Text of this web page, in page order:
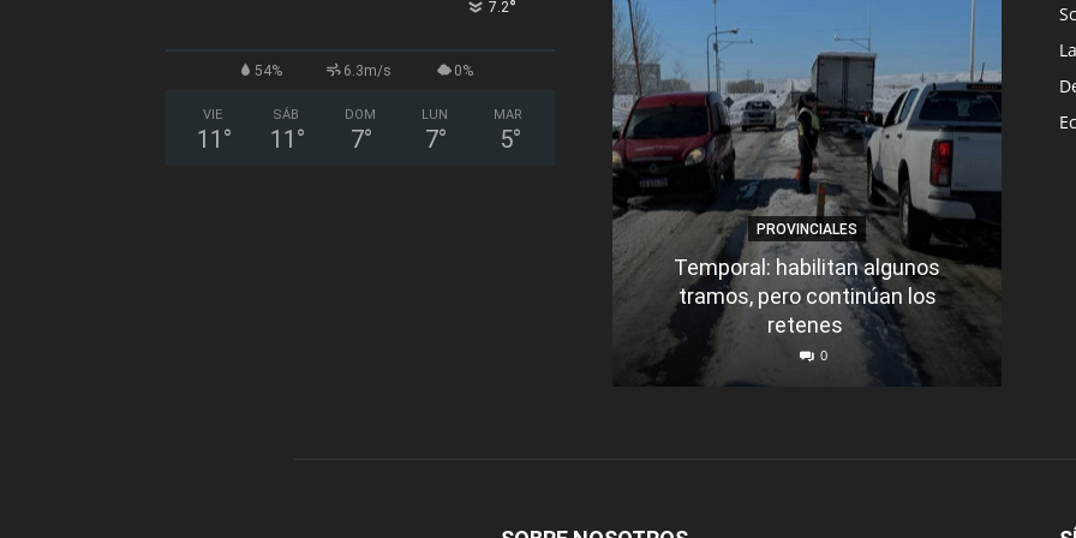
7.2°
54% 6.3m/s 0%
VIE
11 °
SÁB
11 °
DOM
7°
LUN
7°
MAR
5°
PROVINCIALES
Temporal: habilitan algunos
tramos, pero continúan los
retenes
0